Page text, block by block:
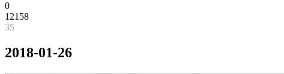
0
12158
35
2018-01-26